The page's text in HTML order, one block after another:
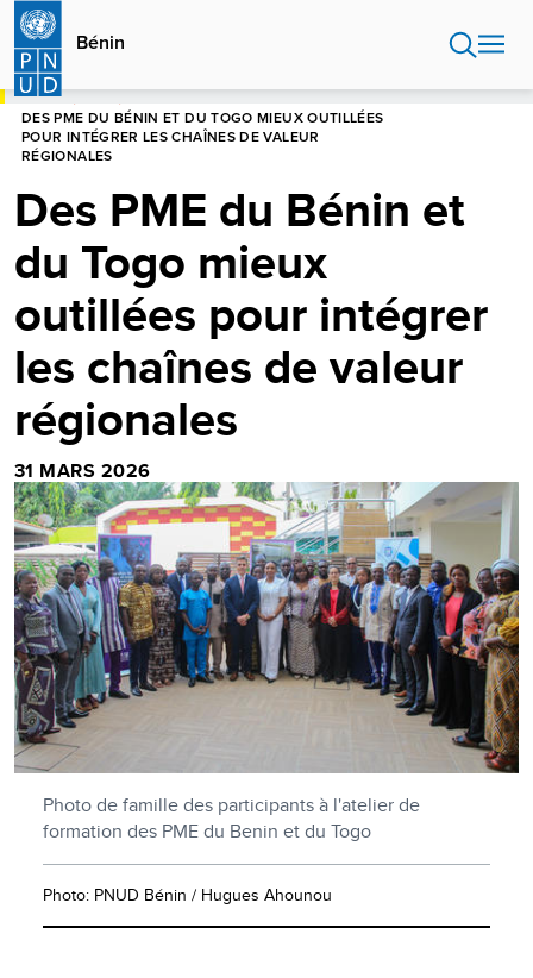
Aller
contenu
principal
Bénin
HOME
DES PME DU BÉNIN ET DU TOGO MIEUX OUTILLÉES
POUR INTÉGRER LES CHAÎNES DE VALEUR
RÉGIONALES
Des PME du Bénin et
du Togo mieux
outillées pour intégrer
les chaînes de valeur
régionales
31 MARS 2026
Photo de famille des participants à l'atelier de
formation des PME du Benin et du Togo
Photo: PNUD Bénin / Hugues Ahounou